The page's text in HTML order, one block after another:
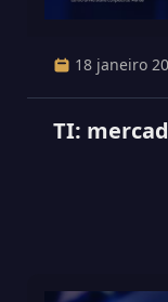
18 janeiro
TI: